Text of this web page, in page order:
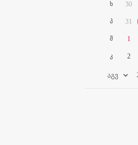
ხ
პ
შ
კ
30
31
1
2